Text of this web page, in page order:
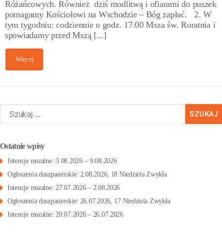
Różańcowych. Również dziś modlitwą i ofiarami do puszek
pomagamy Kościołowi na Wschodzie – Bóg zapłać. 2. W
tym tygodniu: codziennie o godz. 17:00 Msza św. Roratnia i
spowiadamy przed Mszą [...]
Więcej
Ostatnie wpisy
Intencje mszalne: 3.08.2026 – 9.08.2026
Ogłoszenia duszpasterskie: 2.08.2026, 18 Niedziela Zwykła
Intencje mszalne: 27.07.2026 – 2.08.2026
Ogłoszenia duszpasterskie: 26.07.2026, 17 Niedziela Zwykła
Intencje mszalne: 20.07.2026 – 26.07.2026